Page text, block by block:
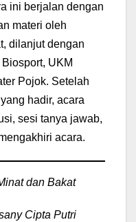
ini berjalan dengan
materi oleh
dilanjut dengan
UKM
Pojok. Setelah
hadir, acara
sesi tanya jawab,
acara.
dan Bakat
Cipta Putri